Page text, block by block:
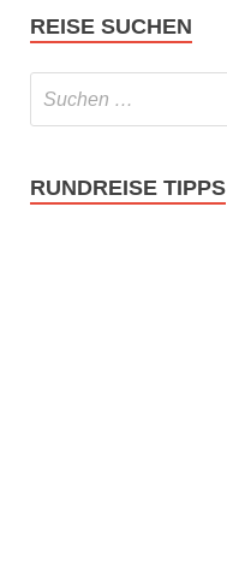
REISE SUCHEN
RUNDREISE TIPPS